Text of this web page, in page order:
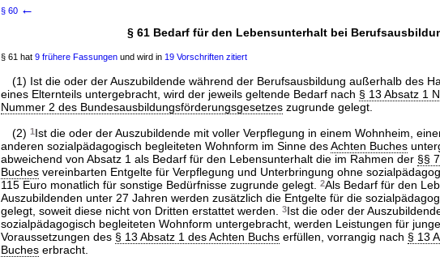
§ 60 ←
§ 61 Bedarf für den Lebensunterhalt bei
§ 61 hat 9 frühere Fassungen und wird in 19 Vorschriften zitiert
(1) Ist die oder der Auszubildende während der Berufsausbildung außerhalb des
eines Elternteils untergebracht, wird der jeweils geltende Bedarf nach § 13 Absatz 1
Nummer 2 des Bundesausbildungsförderungsgesetzes zugrunde gelegt.
(2) 1Ist die oder der Auszubildende mit voller Verpflegung in einem Wohnheim,
anderen sozialpädagogisch begleiteten Wohnform im Sinne desAchten Buches
abweichend von Absatz 1 als Bedarf für den Lebensunterhalt die im Rahmen der §§
Buches vereinbarten Entgelte für Verpflegung und Unterbringung ohne
115 Euro monatlich für sonstige Bedürfnisse zugrunde gelegt.
2Als Bedarf für den
Auszubildenden unter 27 Jahren werden zusätzlich die Entgelte für die
gelegt, soweit diese nicht von Dritten erstattet werden.
3Ist die oder der
sozialpädagogisch begleiteten Wohnform untergebracht, werden Leistungen für
Voraussetzungen des § 13 Absatz 1 des Achten Buchs erfüllen, vorrangig nach § 13
Buches erbracht.